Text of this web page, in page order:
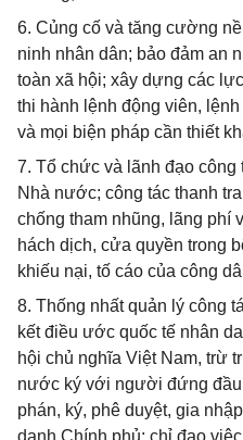
6. Củng cố và tăng cường
ninh nhân dân; bảo đảm an
toàn xã hội; xây dựng các
thi hành lệnh động viên,
và mọi biện pháp cần thiết
7. Tổ chức và lãnh đạo công
Nhà nước; công tác thanh
chống tham nhũng, lãng phí
hách dịch, cửa quyền trong
khiếu nại, tố cáo của công
8. Thống nhất quản lý công
kết điều ước quốc tế nhân
hội chủ nghĩa Việt Nam, trừ
nước ký với người đứng
phán, ký, phê duyệt, gia
danh Chính phủ; chỉ đạo